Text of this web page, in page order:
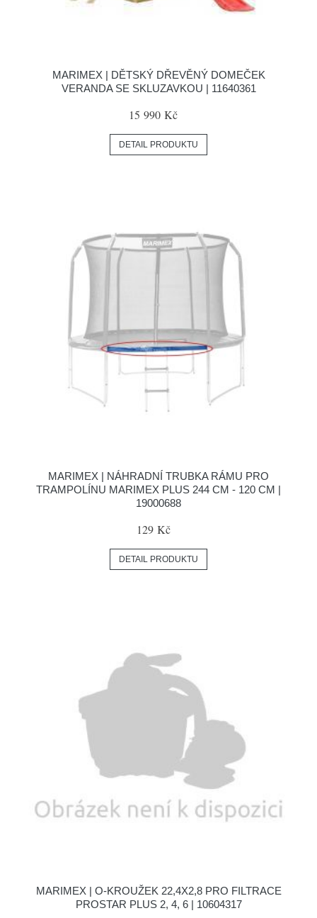
MARIMEX | DĚTSKÝ DŘEVĚNÝ DOMEČEK
VERANDA SE SKLUZAVKOU | 11640361
15 990 Kč
DETAIL PRODUKTU
MARIMEX | NÁHRADNÍ TRUBKA RÁMU PRO
TRAMPOLÍNU MARIMEX PLUS 244 CM - 120 CM |
19000688
129 Kč
DETAIL PRODUKTU
MARIMEX | O-KROUŽEK 22,4X2,8 PRO FILTRACE
PROSTAR PLUS 2, 4, 6 | 10604317